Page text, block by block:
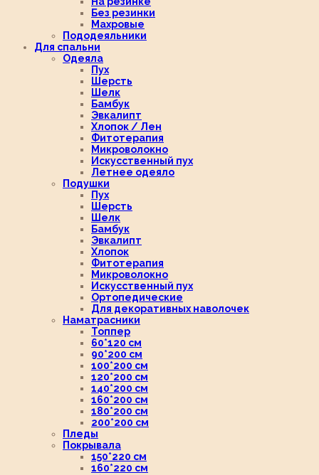
Без резинки
Махровые
Пододеяльники
Для спальни
Одеяла
Пух
Шерсть
Шелк
Бамбук
Эвкалипт
Хлопок / Лен
Фитотерапия
Микроволокно
Искусственный пух
Летнее одеяло
Подушки
Пух
Шерсть
Шелк
Бамбук
Эвкалипт
Хлопок
Фитотерапия
Микроволокно
Искусственный пух
Ортопедические
Для декоративных наволочек
Наматрасники
Топпер
60*120 см
90*200 см
100*200 см
120*200 см
140*200 см
160*200 см
180*200 см
200*200 см
Пледы
Покрывала
150*220 см
160*220 см